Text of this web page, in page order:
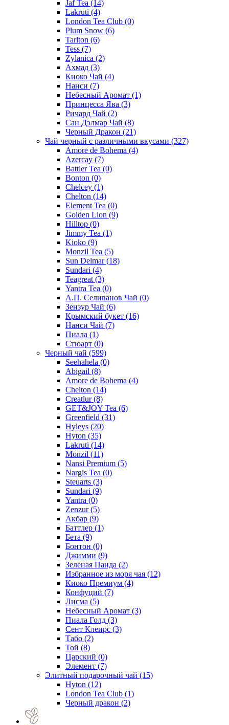
Jaf Tea (14)
Lakruti (4)
London Tea Club (0)
Plum Snow (6)
Tarlton (6)
Tess (7)
Zylanica (2)
Ахмад (3)
Киоко Чай (4)
Нанси (7)
Небесный Аромат (1)
Принцесса Ява (3)
Ричард Чай (2)
Сан Дэлмар Чай (8)
Черный Дракон (21)
Чай черный с различными вкусами (327)
Amore de Bohema (4)
Azercay (7)
Battler Tea (0)
Bonton (0)
Chelcey (1)
Chelton (14)
Element Tea (0)
Golden Lion (9)
Hilltop (0)
Jimmy Tea (1)
Kioko (9)
Monzil Tea (5)
Sun Delmar(18)
Sundari (4)
Teagreat (3)
Yantra Tea (0)
А.П. Селиванов Чай (0)
Зензур Чай (6)
Крымский букет (16)
Нанси Чай (7)
Пиала (1)
Стюарт (0)
Черный чай (599)
Seehahela (0)
Abigail (8)
Amore de Bohema (4)
Chelton (14)
Creatlur(8)
GET&JOY Tea (6)
Greenfield (31)
Hyleys (20)
Hyton (35)
Lakruti (14)
Monzil (11)
Nansi Premium (5)
Nargis Tea (0)
Steuarts (3)
Sundari (9)
Yantra (0)
Zenzur(5)
Акбар (9)
Баттлер (1)
Бета (9)
Бонтон (0)
Джимми (9)
Зеленая Панда (2)
Избранное из моря чая (12)
Киоко Премиум (4)
Конфуций (7)
Лисма (5)
Небесный Аромат (3)
Пиала Голд (3)
Сент Клеирс (3)
Табо (2)
Той (8)
Царский (0)
Элемент (7)
Элитный подарочный чай (15)
Hyton (12)
London Tea Club (1)
Черный дракон (2)